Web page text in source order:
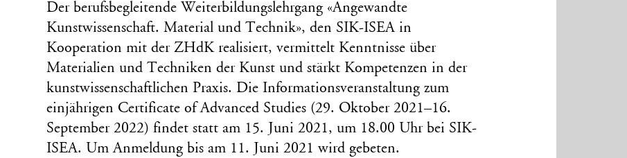
Der berufsbegleitende Weiterbildungslehrgang «Angewandte
Kunstwissenschaft. Material und Technik», den SIK-ISEA in
Kooperation mit der ZHdK realisiert, vermittelt Kenntnisse über
Materialien und Techniken der Kunst und stärkt Kompetenzen in der
kunstwissenschaftlichen Praxis. Die Informationsveranstaltung zum
einjährigen Certificate of Advanced Studies (29. Oktober 2021–16.
September 2022) findet statt am 15. Juni 2021, um 18.00 Uhr bei SIK-
ISEA. Um Anmeldung bis am 11. Juni 2021 wird gebeten.